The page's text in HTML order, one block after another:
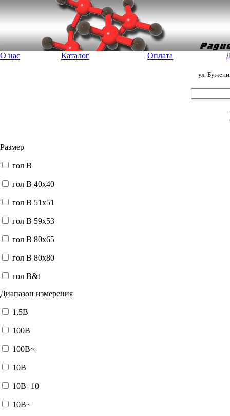
О нас Каталог Оплата
ул.
Размер
гол В
гол В 40x40
гол В 51x51
гол В 59x53
гол В 80x65
гол В 80x80
гол В&t
Диапазон измерения
1,5В
100В
100В~
10В
10В- 10
10В~